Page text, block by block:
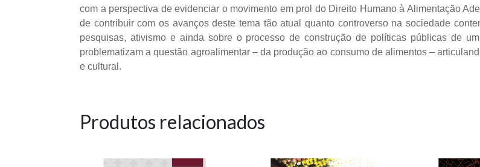
com a perspectiva de evidenciar o movimento em prol do Direito Humano à Alimentação
de contribuir com os avanços deste tema tão atual quanto controverso na sociedade
pesquisas, ativismo e ainda sobre o processo de construção de políticas públicas de
problematizam a questão agroalimentar – da produção ao consumo de alimentos –
e cultural.
Produtos relacionados